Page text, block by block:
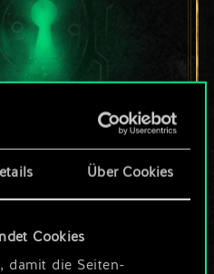
Über Cookies
Cookies
damit die Seiten-
dies nur